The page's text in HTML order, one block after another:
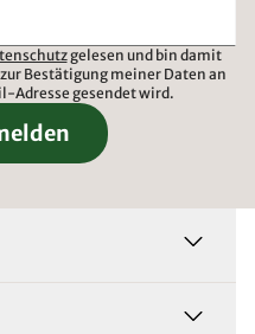
gelesen und bin damit
Bestätigung meiner Daten an
Adresse gesendet wird.